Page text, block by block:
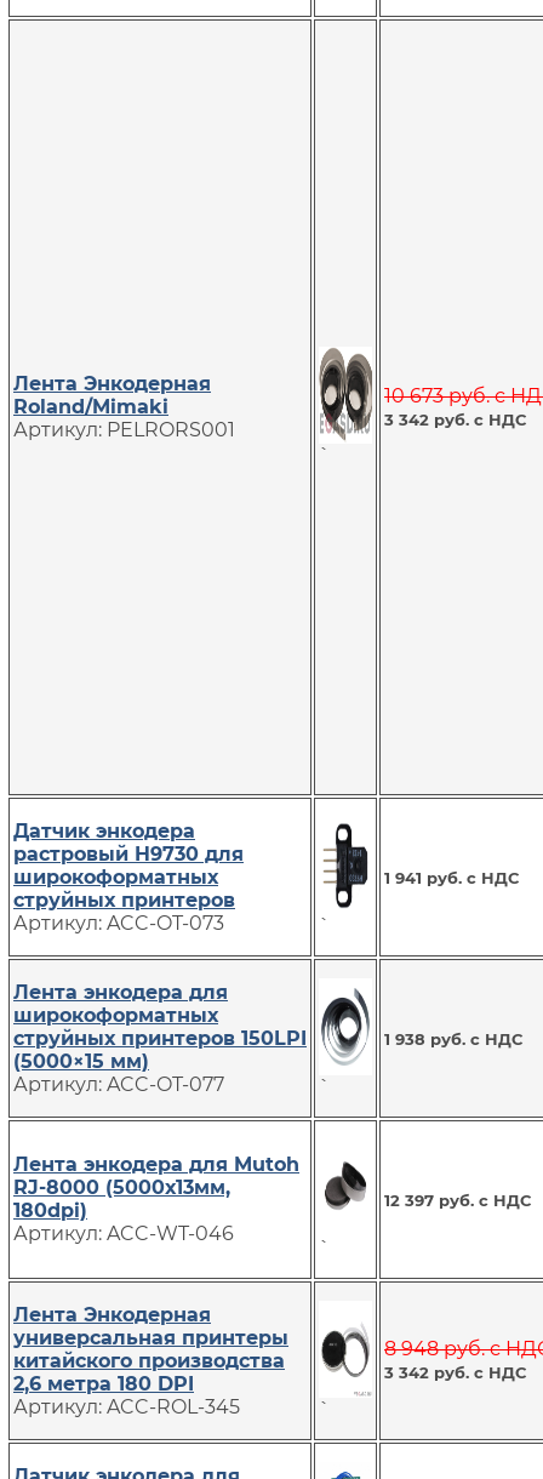
Лента Энкодерная
Roland/Mimaki
Артикул: PELRORS001
`
10 673 руб. с
3 342 руб. с НДС
Датчик энкодера
растровый H9730 для
широкоформатных
струйных принтеров
Артикул: ACC-OT-073
`
1 941 руб. с НДС
Лента энкодера для
широкоформатных
струйных принтеров 150LPI
(5000×15 мм)
Артикул: ACC-OT-077
`
1 938 руб. с НДС
Лента энкодера для Mutoh
RJ-8000 (5000х13мм,
180dpi)
Артикул: ACC-WT-046
`
12 397 руб. с НДС
Лента Энкодерная
универсальная принтеры
китайского производства
2,6 метра 180 DPI
Артикул: ACC-ROL-345
`
8 948 руб. с
3 342 руб. с НДС